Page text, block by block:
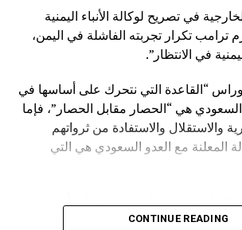
في تصريح لوكالة الأنباء اليمنية
ترامب تكرار تجربته الفاشلة في اليمن،
في الانتظار”.
“القاعدة التي نتحرك على أساسها في
السعودي هي “الحصار مقابل الحصار”، فإما
والاستقلال والاستفادة من ثرواتهم
المعلنة مع العدو السعودي هي التي
قراره الخاطئ، مؤكدا أنهم يتحركون
CONTINUE READING